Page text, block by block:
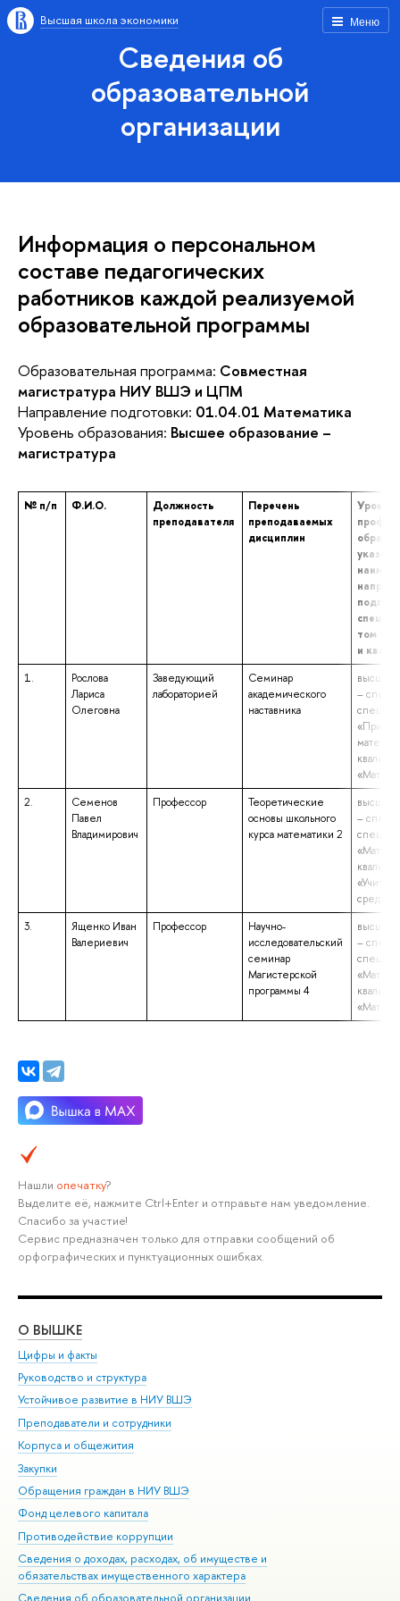
Меню
Высшая школа экономики
Сведения об
образовательной
организации
Информация о персональном
составе педагогических
работников каждой реализуемой
образовательной программы
Образовательная программа: Совместная
магистратура НИУ ВШЭ и ЦПМ
Направление подготовки: 01.04.01 Математика
Уровень образования: Высшее образование –
магистратура
№ п/п Ф.И.О.
Должность
преподавателя
Перечень
преподаваемых
дисциплин
том
и
1.
Рослова
Лариса
Олеговна
Заведующий
лабораторией
Семинар
академического
наставника
высшее
–
2.
Семенов
Павел
Владимирович
Профессор
Теоретические
основы школьного
курса математики 2
высшее
–
3.
Ященко Иван
Валериевич
Профессор
Научно-
исследовательский
семинар
Магистерской
программы 4
высшее
–
Нашли опечатку?
Выделите её, нажмите Ctrl+Enter и отправьте нам уведомление.
Спасибо за участие!
Сервис предназначен только для отправки сообщений об
орфографических и пунктуационных ошибках.
О ВЫШКЕ
Цифры и факты
Руководство и структура
Устойчивое развитие в НИУ ВШЭ
Преподаватели и сотрудники
Корпуса и общежития
Закупки
Обращения граждан в НИУ ВШЭ
Фонд целевого капитала
Противодействие коррупции
Сведения о доходах, расходах, об имуществе и
обязательствах имущественного характера